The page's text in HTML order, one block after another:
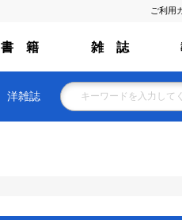
ご利用
書 籍 雑 誌
洋雑誌